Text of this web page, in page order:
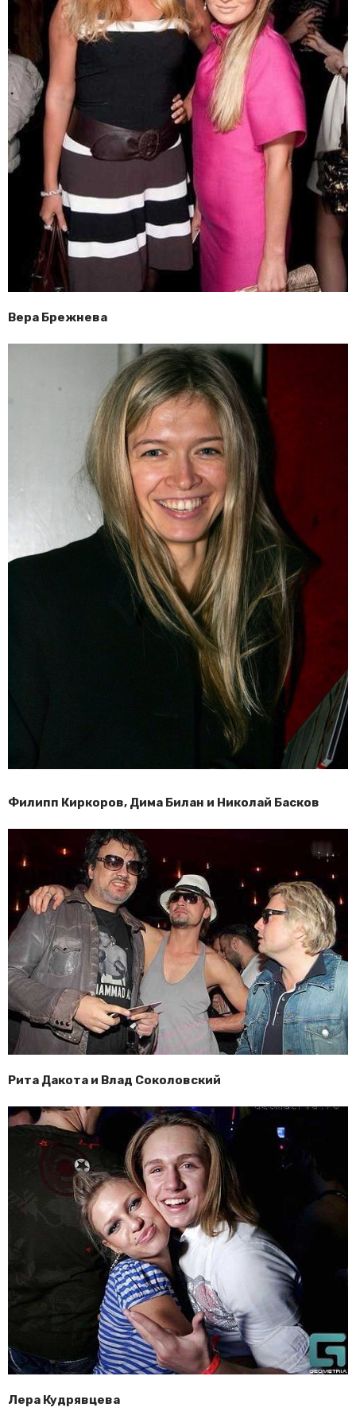
Вера Брежнева
Филипп Киркоров, Дима Билан и Николай Басков
Рита Дакота и Влад Соколовский
Лера Кудрявцева